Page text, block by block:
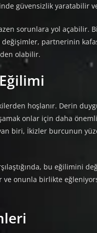
güvensizlik yaratabilir
sorunlara yol açabilir.
partnerinin
olabilir.
hoşlanır. Derin
onlar için daha
İkizler burcunun
bu eğilimini
ve onunla birlikte